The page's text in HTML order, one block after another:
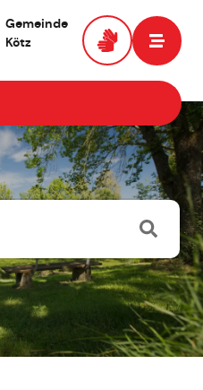
Gemeinde
Kötz